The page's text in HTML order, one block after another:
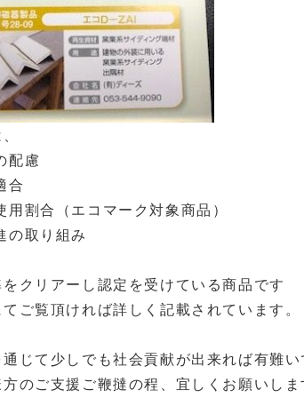
配慮
合
割合（エコマーク対象商品）
取り組み
クリアーし認定を受けている商品です
ご覧頂ければ詳しく記載されています。
じて少しでも社会貢献が出来れば有難い
のご支援ご鞭撻の程、宜しくお願いしま